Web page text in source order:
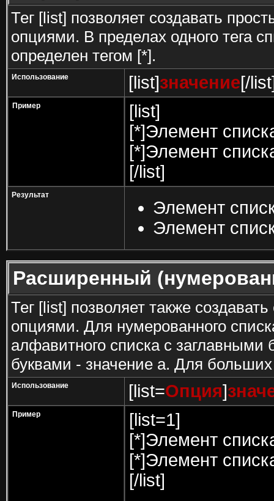
Тег [list] позволяет создавать
опциями. В пределах одного тега
определен тегом [*].
Использование [list]значение[/
Пример
[list]
[*]Элемент
[*]Элемент
[/list]
Результат
Элемент
Элемент
Расширенный
Тег [list] позволяет также
опциями. Для нумерованного
алфавитного списка с
буквами - значение а. Для
Использование [list=Опция]
Пример
[list=1]
[*]Элемент
[*]Элемент
[/list]